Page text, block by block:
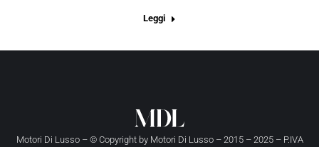
Leggi
Motori Di Lusso – © Copyright by Motori Di Lusso– 2015 – 2025 – P.IVA